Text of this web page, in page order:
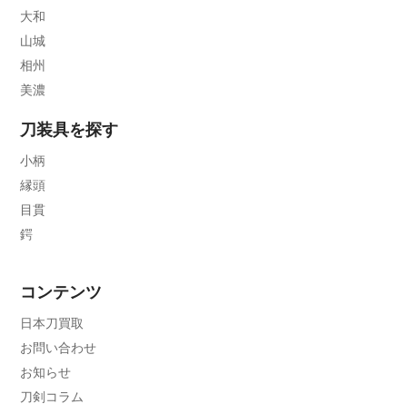
大和
山城
相州
美濃
刀装具を探す
小柄
縁頭
目貫
鍔
コンテンツ
日本刀買取
お問い合わせ
お知らせ
刀剣コラム